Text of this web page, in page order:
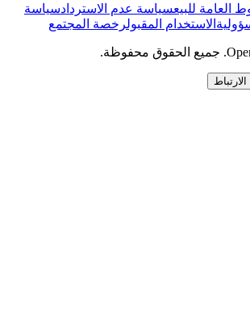
العامة للبيعسياسة عدم الاستردادسياسة
الاستخدام المقبولرخصة المجتمع